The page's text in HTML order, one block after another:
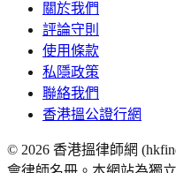
關於我們
評論守則
使用條款
私隱政策
聯絡我們
香港搵公證行網
© 2026 香港搵律師網